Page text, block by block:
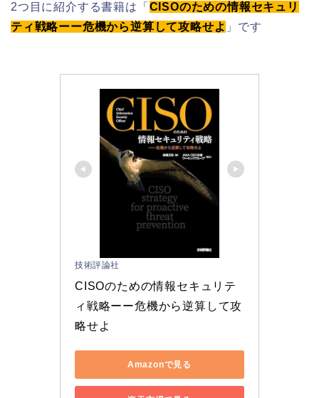
2つ目に紹介する書籍は「 CISOのための情報セキュリ
ティ戦略ーー危機から逆算して攻略せよ 」です
技術評論社
CISOのための情報セキュリテ
ィ戦略ーー危機から逆算して攻
略せよ
Amazonで見る